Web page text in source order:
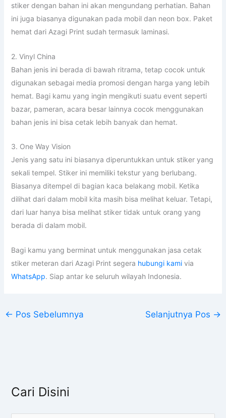
stiker dengan bahan ini akan mengundang perhatian. Bahan
ini juga biasanya digunakan pada mobil dan neon box. Paket
hemat dari Azagi Print sudah termasuk laminasi.
2. Vinyl China
Bahan jenis ini berada di bawah ritrama, tetap cocok untuk
digunakan sebagai media promosi dengan harga yang lebih
hemat. Bagi kamu yang ingin mengikuti suatu event seperti
bazar, pameran, acara besar lainnya cocok menggunakan
bahan jenis ini bisa cetak lebih banyak dan hemat.
3. One Way Vision
Jenis yang satu ini biasanya diperuntukkan untuk stiker yang
sekali tempel. Stiker ini memiliki tekstur yang berlubang.
Biasanya ditempel di bagian kaca belakang mobil. Ketika
dilihat dari dalam mobil kita masih bisa melihat keluar. Tetapi,
dari luar hanya bisa melihat stiker tidak untuk orang yang
berada di dalam mobil.
Bagi kamu yang berminat untuk menggunakan jasa cetak
stiker meteran dari Azagi Print segera hubungi kamivia
WhatsApp. Siap antar ke seluruh wilayah Indonesia.
← Pos Sebelumnya Selanjutnya Pos →
Cari Disini